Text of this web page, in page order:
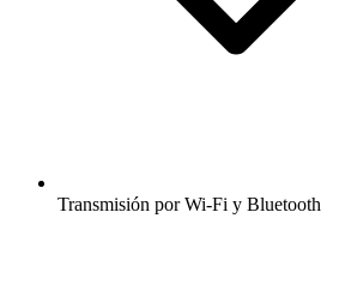
Transmisión por Wi-Fi y Bluetooth